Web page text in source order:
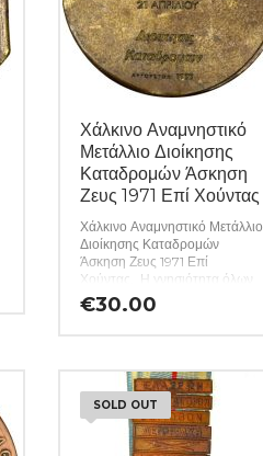
Χάλκινο Αναμνηστικό
Μετάλλιο Διοίκησης
Καταδρομών Άσκηση
Ζευς 1971 Επί Χούντας
Χάλκινο Αναμνηστικό Μετάλλιο
Διοίκησης Καταδρομών
Άσκηση Ζευς 1971 Επί
Χούντας. Η γνησιότητα όλων
των προϊόντων μας είναι
εγγυημένη εφ όρου ζωής ενώ
(Κωδ. 10287)
€30.00
SOLD OUT